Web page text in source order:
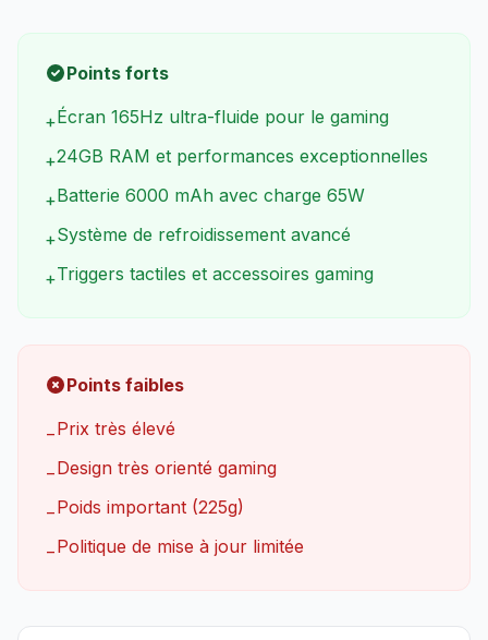
Points forts
+Écran 165Hz ultra-fluide pour le gaming
+24GB RAM et performances exceptionnelles
+Batterie 6000 mAh avec charge 65W
+Système de refroidissement avancé
+Triggers tactiles et accessoires gaming
Points faibles
−Prix très élevé
−Design très orienté gaming
−Poids important (225g)
−Politique de mise à jour limitée